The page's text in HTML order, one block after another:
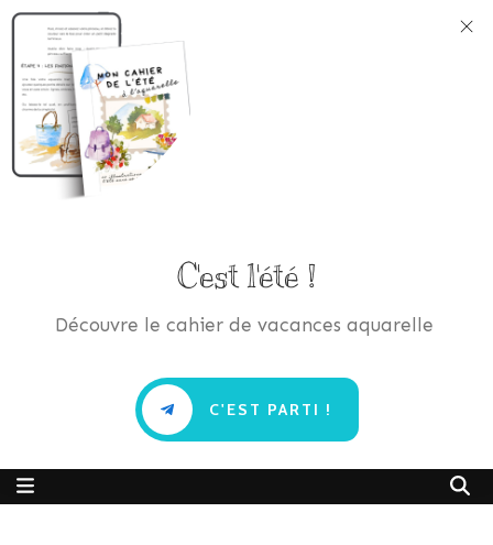
C'est l'été !
Découvre le cahier de vacances aquarelle
C'EST PARTI !